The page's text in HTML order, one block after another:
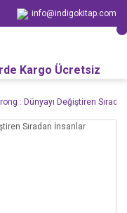
info@indigokitap.com
Kargo Ücretsiz
: Dünyayı Değiştiren